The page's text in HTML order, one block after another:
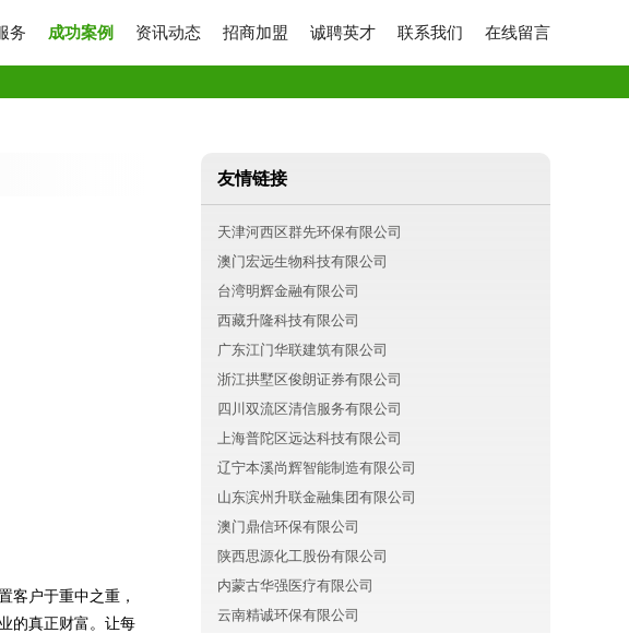
务 成功案例 资讯动态 招商加盟 诚聘英才 联系我们 在线留言
客户于重中之重，
的真正财富。让每
友情链接
天津河西区群先环保有限公司
澳门宏远生物科技有限公司
台湾明辉金融有限公司
西藏升隆科技有限公司
广东江门华联建筑有限公司
浙江拱墅区俊朗证券有限公司
四川双流区清信服务有限公司
上海普陀区远达科技有限公司
辽宁本溪尚辉智能制造有限公司
山东滨州升联金融集团有限公司
澳门鼎信环保有限公司
陕西思源化工股份有限公司
内蒙古华强医疗有限公司
云南精诚环保有限公司